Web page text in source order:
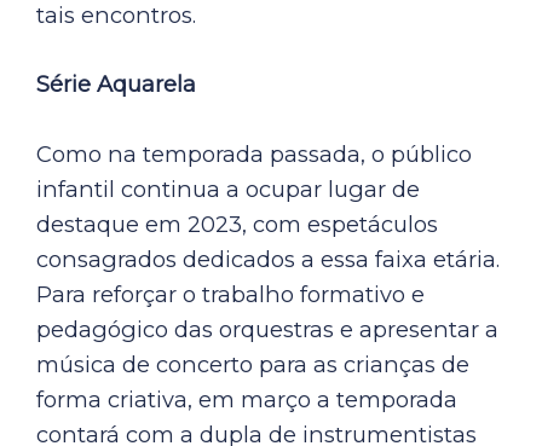
tais encontros.
Série Aquarela
Como na temporada passada, o público
infantil continua a ocupar lugar de
destaque em 2023, com espetáculos
consagrados dedicados a essa faixa etária.
Para reforçar o trabalho formativo e
pedagógico das orquestras e apresentar a
música de concerto para as crianças de
forma criativa, em março a temporada
contará com a dupla de instrumentistas